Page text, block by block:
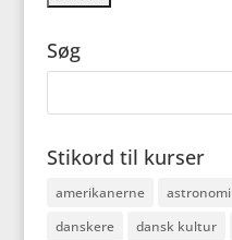
Søg
Stikord til kurser
amerikanerne astronomi
danskere
dansk kultur